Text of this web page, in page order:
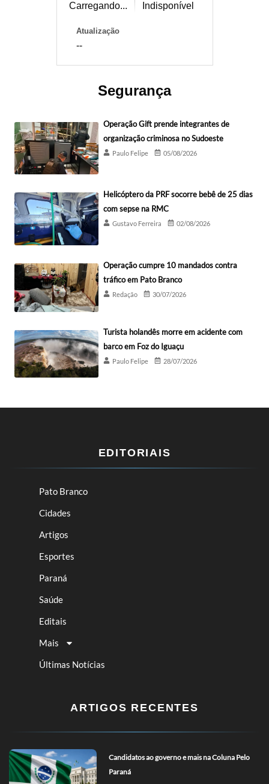
Carregando... Indisponível
Atualização
--
Segurança
Operação Gift prende integrantes de
organização criminosa no Sudoeste
Paulo Felipe 05/08/2026
Helicóptero da PRF socorre bebê de 25 dias
com sepse na RMC
Gustavo Ferreira 02/08/2026
Operação cumpre 10 mandados contra
tráfico em Pato Branco
Redação 30/07/2026
Turista holandês morre em acidente com
barco em Foz do Iguaçu
Paulo Felipe 28/07/2026
EDITORIAIS
Pato Branco
Cidades
Artigos
Esportes
Paraná
Saúde
Editais
Mais
Últimas Notícias
ARTIGOS RECENTES
Candidatos ao governo e mais na Coluna Pelo
Paraná